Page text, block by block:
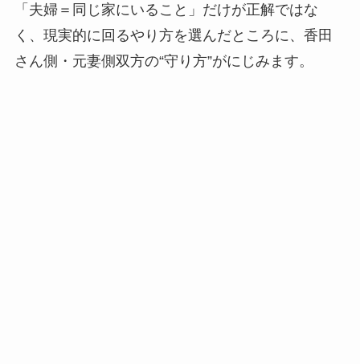
「夫婦＝同じ家にいること」だけが正解ではな
く、現実的に回るやり方を選んだところに、香田
さん側・元妻側双方の“守り方”がにじみます。